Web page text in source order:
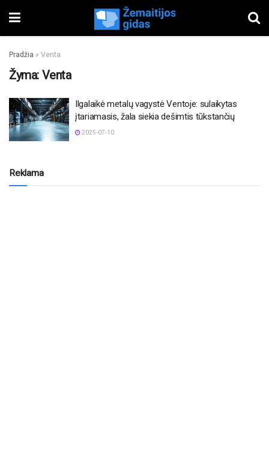
Pradžia » Venta
Žyma: Venta
Ilgalaikė metalų vagystė Ventoje: sulaikytas
įtariamasis, žala siekia dešimtis tūkstančių
2025-07-10
Reklama